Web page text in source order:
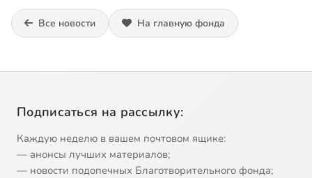
Все новости На главную фонда
Подписаться на рассылку:
Каждую неделю в вашем почтовом ящике:
— анонсы лучших материалов;
— новости подопечных Благотворительного фонда;